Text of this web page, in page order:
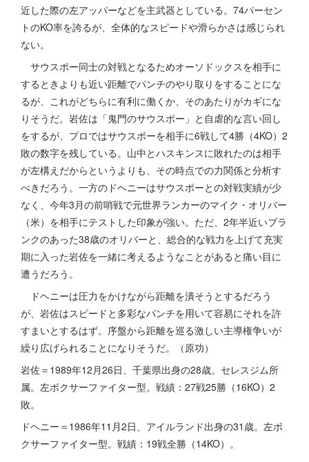
近した際の左アッパーなどを主武器としている。74パーセン
トのKO率を誇るが、全体的なスピードや滑らかさは感じられ
ない。
サウスポー同士の対戦となるためオーソドックスを相手に
するときよりも近い距離でパンチのやり取りをすることにな
るが、これがどちらに有利に働くか、そのあたりがカギにな
りそうだ。岩佐は「鬼門のサウスポー」と自虐的な言い回し
をするが、プロではサウスポーを相手に6戦して4勝（4KO）2
敗の数字を残している。山中とハスキンスに敗れたのは相手
が左構えだからというよりも、その時点での力関係と分析す
べきだろう。一方のドヘニーはサウスポーとの対戦実績が少
なく、今年3月の前哨戦で元世界ランカーのマイク・オリバー
（米）を相手にテストした印象が強い。ただ、2年半近いブラ
ンクのあった38歳のオリバーと、総合的な戦力を上げて充実
期に入った岩佐を一緒に考えるようなことがあると痛い目に
遭うだろう。
ドヘニーは圧力をかけながら距離を潰そうとするだろう
が、岩佐はスピードと多彩なパンチを用いて容易にそれを許
すまいとするはず。序盤から距離を巡る激しい主導権争いが
繰り広げられることになりそうだ。（原功）
岩佐＝1989年12月26日、千葉県出身の28歳。セレスジム所
属。左ボクサーファイター型。戦績：27戦25勝（16KO）2
敗。
ドヘニー＝1986年11月2日、アイルランド出身の31歳。左ボ
クサーファイター型。戦績：19戦全勝（14KO）。